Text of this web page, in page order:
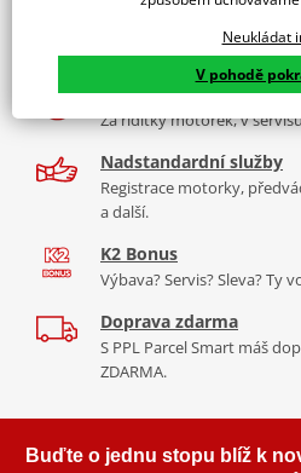
Ocelové kolečko a rozeta
Řetěz 520 SRX2
tím, že má jako jediný na trhu ZST
Typické motorky: Honda NC 750S,
Enduro/Duke, zároveň se šikne pro
Řada SRX
střední třída, ze které si vybere
každou motorku, včetně závodních
9 značek motocyklů,
díly, to vše v Praze a Liberci
Více než 30 let
Za řídítky motorek, v
Nadstandardní služby
Registrace motorky,
a další.
K2 Bonus
Výbava? Servis? Sleva? Ty
Doprava zdarma
S PPL Parcel Smart máš
ZDARMA.
Buďte o jednu stopu blíž k
Neukládat
V pohodě